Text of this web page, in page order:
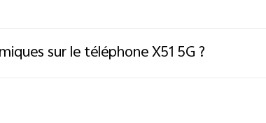
sur le téléphone X51 5G ?